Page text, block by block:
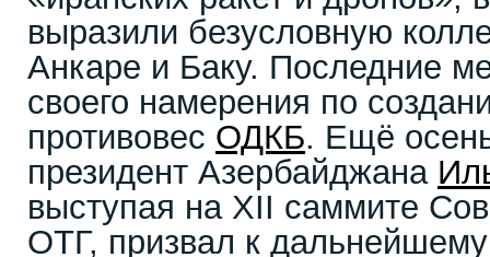
выразили безусловную
Анкаре и Баку. Последние
своего намерения по
противовес ОДКБ. Ещё
президент Азербайджана
выступая на ХII саммите
ОТГ, призвал к